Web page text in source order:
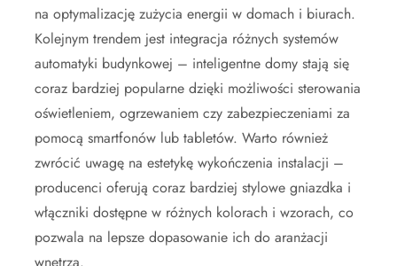
na optymalizację zużycia energii w domach i biurach.
Kolejnym trendem jest integracja różnych systemów
automatyki budynkowej – inteligentne domy stają się
coraz bardziej popularne dzięki możliwości sterowania
oświetleniem, ogrzewaniem czy zabezpieczeniami za
pomocą smartfonów lub tabletów. Warto również
zwrócić uwagę na estetykę wykończenia instalacji –
producenci oferują coraz bardziej stylowe gniazdka i
włączniki dostępne w różnych kolorach i wzorach, co
pozwala na lepsze dopasowanie ich do aranżacji
wnętrza.